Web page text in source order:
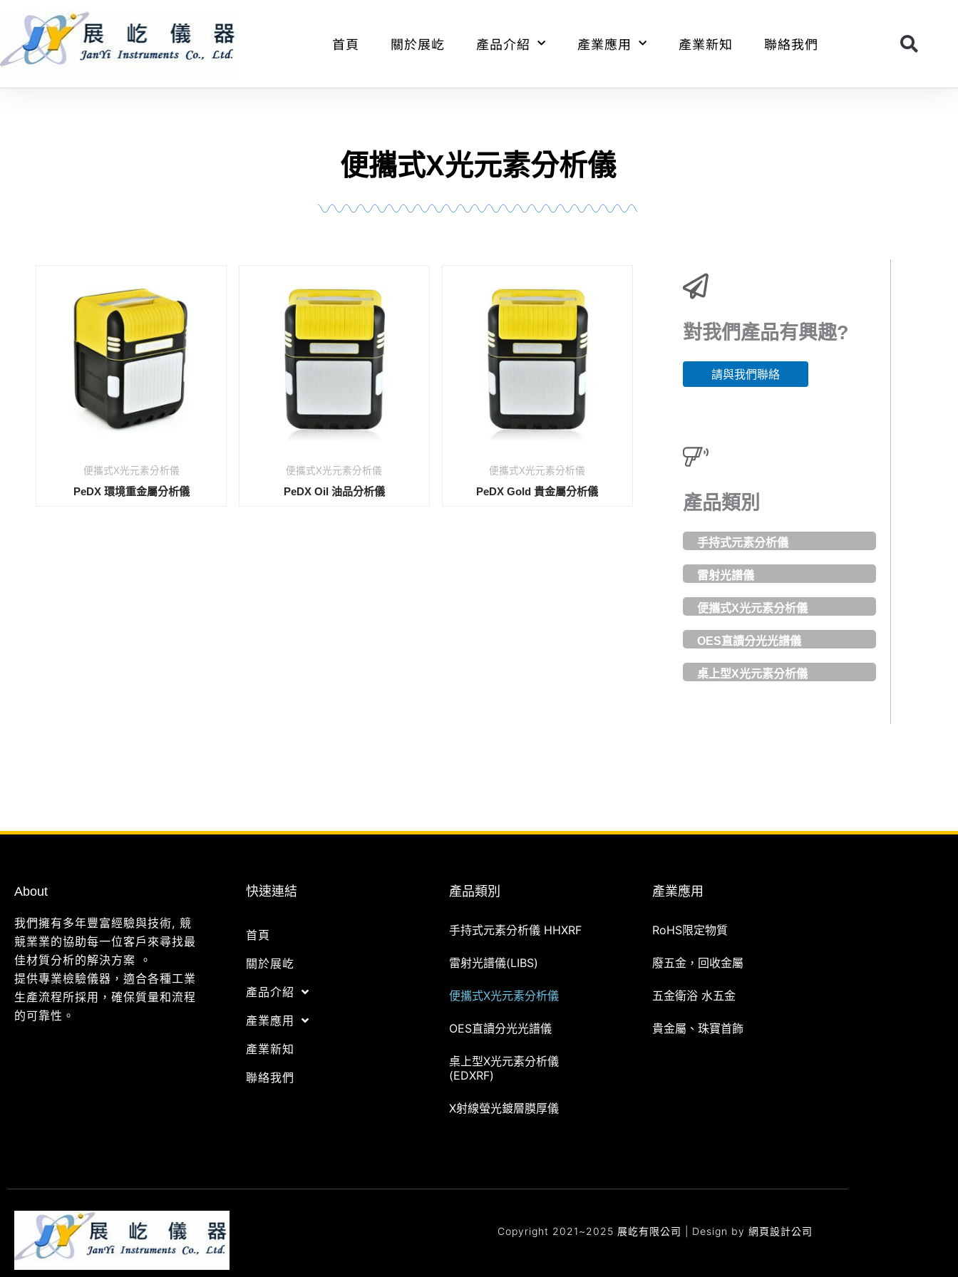
要
首頁 關於展屹 產品介紹 產業應用 產業新知 聯絡我們
便攜式X光元素分析儀
便攜式X光元素分析儀
PeDX 環境重金屬分析儀
便攜式X光元素分析儀
PeDX Oil 油品分析儀
便攜式X光元素分析儀
PeDX Gold 貴金屬分析儀
對我們產品有興趣?
請與我們聯絡
產品類別
手持式元素分析儀
雷射光譜儀
便攜式X光元素分析儀
OES直讀分光光譜儀
桌上型X光元素分析儀
About
我們擁有多年豐富經驗與技術, 競
競業業的協助每一位客戶來尋找最
佳材質分析的解決方案 。
提供專業檢驗儀器，適合各種工業
生產流程所採用，確保質量和流程
的可靠性。
快速連結
首頁
關於展屹
產品介紹
產業應用
產業新知
聯絡我們
產品類別
手持式元素分析儀 HHXRF
雷射光譜儀(LIBS)
便攜式X光元素分析儀
OES直讀分光光譜儀
桌上型X光元素分析儀
(EDXRF)
X射線螢光鍍層膜厚儀
產業應用
RoHS限定物質
廢五金，回收金屬
五金衛浴 水五金
貴金屬、珠寶首飾
Copyright 2021~2025 展屹有限公司 | Design by 網頁設計公司